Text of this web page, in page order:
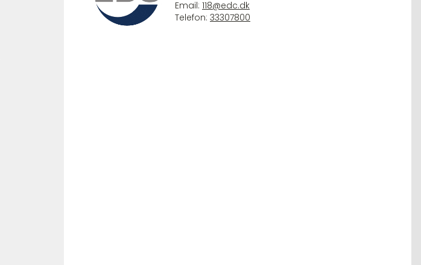
Email: 118@edc.dk
Telefon: 33307800